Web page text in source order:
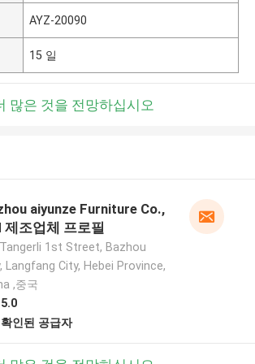
AYZ-20090
15 일
많은 것을 전망하십시오
aiyunze Furniture Co.,
제조업체 프로필
Tangerli 1st Street, Bazhou
Langfang City, Hebei Province,
,중국
5.0
확인된 공급자